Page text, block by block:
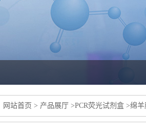
网站首页 > 产品展厅 >PCR荧光试剂盒 >绵羊